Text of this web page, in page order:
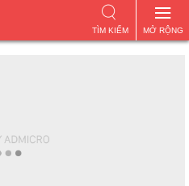
MỞ RỘNG
TÌM KIẾM